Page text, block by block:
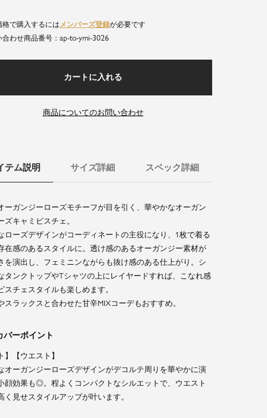
イズ：FREE B：72 / W：59 / H：82
格で購入するには メンバーズ登録が必要です
商品番号
ap-to-ymi-3026
カートに入れる
商品についてのお問い合わせ
テム説明 サイズ詳細 スペック詳細
ーガンジーローズモチーフが目を引く、華やかなオーガン
ズキャミビスチェ。
ローズデザインがコーディネートの主役になり、1枚で着る
在感のあるスタイルに。透け感のあるオーガンジー素材が
を演出し、フェミニンながらも抜け感のある仕上がり。シ
タンクトップやTシャツの上にレイヤードすれば、こなれ感
スチェスタイルも楽しめます。
スラックスと合わせた甘辛MIXコーデもおすすめ。
バーポイント
】【ウエスト】
オーガンジーローズデザインがデコルテ周りを華やかに演
顔効果も◎。程よくコンパクトなシルエットで、ウエスト
く見せスタイルアップが叶います。